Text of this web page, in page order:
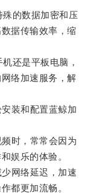
的数据加密和压
据传输效率，缩
还是平板电脑，
络加速服务，解
装和配置蓝鲸加
时，常常会因为
娱乐的体验。
网络延迟，加速
都更加流畅。